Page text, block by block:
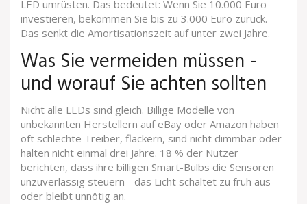
LED umrüsten. Das bedeutet: Wenn Sie 10.000 Euro
investieren, bekommen Sie bis zu 3.000 Euro zurück.
Das senkt die Amortisationszeit auf unter zwei Jahre.
Was Sie vermeiden müssen -
und worauf Sie achten sollten
Nicht alle LEDs sind gleich. Billige Modelle von
unbekannten Herstellern auf eBay oder Amazon haben
oft schlechte Treiber, flackern, sind nicht dimmbar oder
halten nicht einmal drei Jahre. 18 % der Nutzer
berichten, dass ihre billigen Smart-Bulbs die Sensoren
unzuverlässig steuern - das Licht schaltet zu früh aus
oder bleibt unnötig an.